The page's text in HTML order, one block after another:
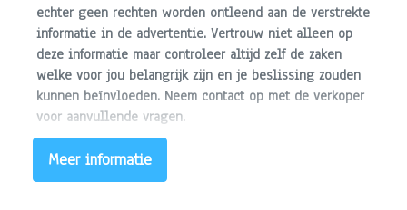
echter geen rechten worden ontleend aan de verstrekte
informatie in de advertentie. Vertrouw niet alleen op
deze informatie maar controleer altijd zelf de zaken
welke voor jou belangrijk zijn en je beslissing zouden
kunnen beïnvloeden. Neem contact op met de verkoper
voor aanvullende vragen.
Meer informatie